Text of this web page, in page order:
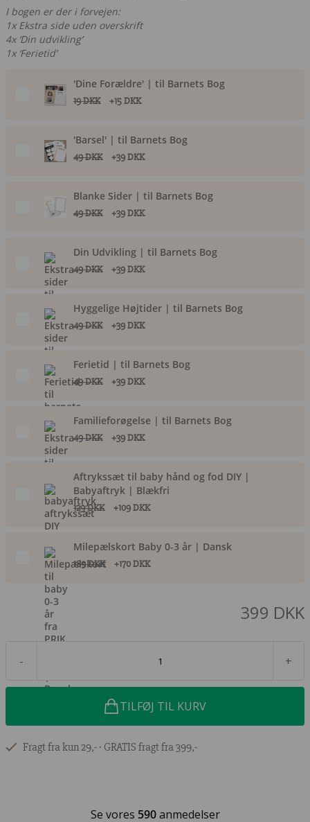
I bogen er der i forvejen:
1x Ekstra side uden overskrift
4x ‘Din udvikling’
1x ‘Ferietid’
'Dine Forældre' | til Barnets Bog
19 DKK +15 DKK
'Barsel' | til Barnets Bog
49 DKK +39 DKK
Blanke Sider | til Barnets Bog
49 DKK +39 DKK
Din Udvikling | til Barnets Bog
49 DKK +39 DKK
Hyggelige Højtider | til Barnets Bog
49 DKK +39 DKK
Ferietid | til Barnets Bog
49 DKK +39 DKK
Familieforøgelse | til Barnets Bog
49 DKK +39 DKK
Aftrykssæt til baby hånd og fod DIY |
Babyaftryk | Blækfri
129 DKK +109 DKK
Milepælskort Baby 0-3 år | Dansk
189 DKK +170 DKK
399 DKK
- +
TILFØJ TIL KURV
Fragt fra kun 29,- ∙ GRATIS fragt fra 399,-
Se vores 590anmedelser